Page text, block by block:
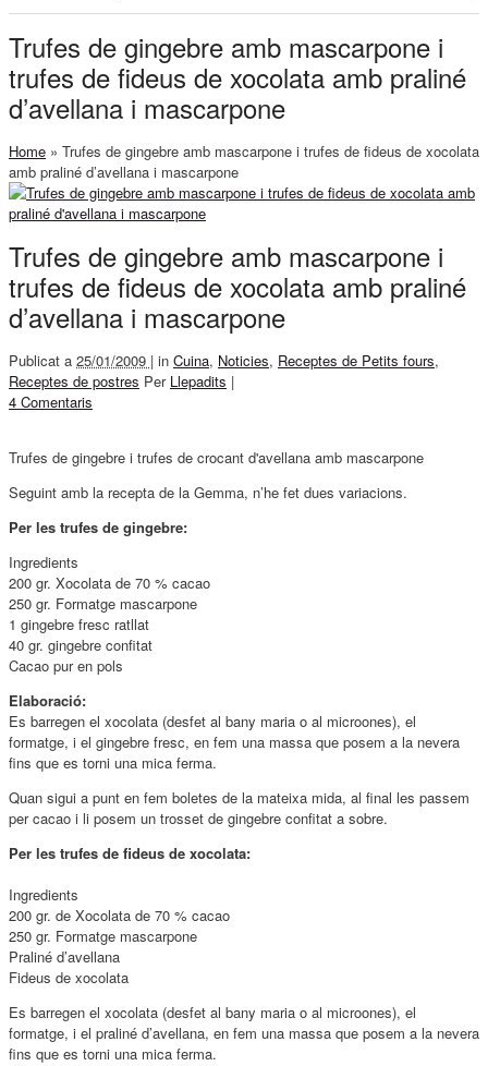
Trufes de gingebre amb mascarpone i
trufes de fideus de xocolata amb praliné
d’avellana i mascarpone
Home » Trufes de gingebre amb mascarpone i trufes de fideus de xocolata
amb praliné d’avellana i mascarpone
Trufes de gingebre amb mascarpone i
trufes de fideus de xocolata amb praliné
d’avellana i mascarpone
Publicat a 25/01/2009 | in Cuina, Noticies, Receptes de Petits fours,
Receptes de postres Per Llepadits |
4 Comentaris
Trufes de gingebre i trufes de crocant d'avellana amb mascarpone
Seguint amb la recepta de la Gemma, n’he fet dues variacions.
Per les trufes de gingebre:
Ingredients
200 gr. Xocolata de 70 % cacao
250 gr. Formatge mascarpone
1 gingebre fresc ratllat
40 gr. gingebre confitat
Cacao pur en pols
Elaboració:
Es barregen el xocolata (desfet al bany maria o al microones), el
formatge, i el gingebre fresc, en fem una massa que posem a la nevera
fins que es torni una mica ferma.
Quan sigui a punt en fem boletes de la mateixa mida, al final les passem
per cacao i li posem un trosset de gingebre confitat a sobre.
Per les trufes de fideus de xocolata:
Ingredients
200 gr. de Xocolata de 70 % cacao
250 gr. Formatge mascarpone
Praliné d’avellana
Fideus de xocolata
Es barregen el xocolata (desfet al bany maria o al microones), el
formatge, i el praliné d’avellana, en fem una massa que posem a la nevera
fins que es torni una mica ferma.